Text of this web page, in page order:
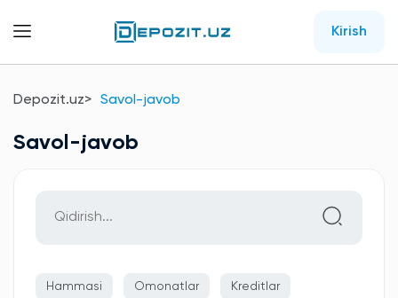
Kirish
Depozit.uz Savol-javob
Savol-javob
Hammasi Omonatlar Kreditlar